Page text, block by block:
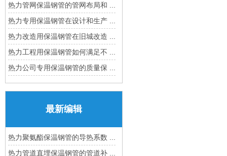
热力管网保温钢管的管网布局和 ...
热力专用保温钢管在设计和生产 ...
热力改造用保温钢管在旧城改造 ...
热力工程用保温钢管如何满足不 ...
热力公司专用保温钢管的质量保 ...
最新编辑
热力聚氨酯保温钢管的导热系数 ...
热力管道直埋保温钢管的管道补 ...